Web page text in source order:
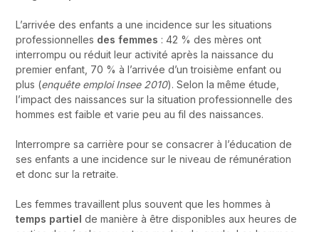
L’arrivée des enfants a une incidence sur les situations
professionnelles des femmes : 42 % des mères ont
interrompu ou réduit leur activité après la naissance du
premier enfant, 70 % à l’arrivée d’un troisième enfant ou
plus (enquête emploi Insee 2010). Selon la même étude,
l’impact des naissances sur la situation professionnelle des
hommes est faible et varie peu au fil des naissances.
Interrompre sa carrière pour se consacrer à l’éducation de
ses enfants a une incidence sur le niveau de rémunération
et donc sur la retraite.
Les femmes travaillent plus souvent que les hommes à
temps partiel de manière à être disponibles aux heures de